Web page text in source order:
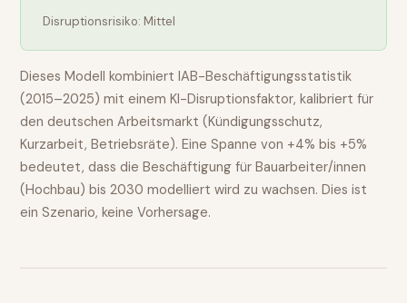
Disruptionsrisiko: Mittel
Dieses Modell kombiniert IAB-Beschäftigungsstatistik
(2015–2025) mit einem KI-Disruptionsfaktor, kalibriert für
den deutschen Arbeitsmarkt (Kündigungsschutz,
Kurzarbeit, Betriebsräte). Eine Spanne von +4% bis +5%
bedeutet, dass die Beschäftigung fürBauarbeiter/innen
(Hochbau) bis 2030 modelliert wird zu wachsen. Dies ist
ein Szenario, keine Vorhersage.